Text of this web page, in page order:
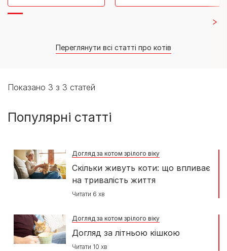
Переглянути всі статті про котів
Показано 3 з 3 статей
Популярні статті
Догляд за котом зрілого віку
Скільки живуть коти: що впливає
на тривалість життя
Читати 6 хв
Догляд за котом зрілого віку
Догляд за літньою кішкою
Читати 10 хв